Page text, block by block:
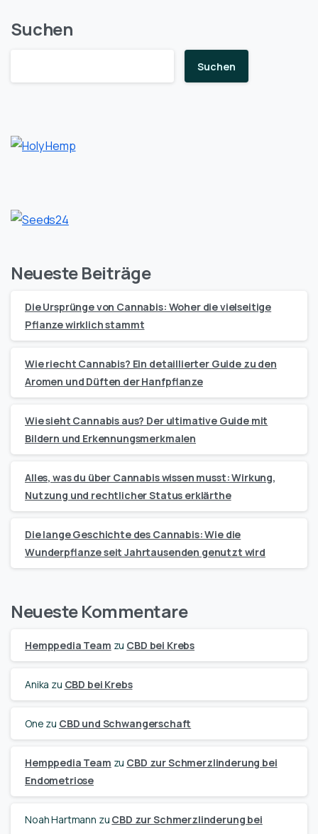
Suchen
Suchen
Neueste Beiträge
Die Ursprünge von Cannabis: Woher die vielseitige
Pflanze wirklich stammt
Wie riecht Cannabis? Ein detaillierter Guide zu den
Aromen und Düften der Hanfpflanze
Wie sieht Cannabis aus? Der ultimative Guide mit
Bildern und Erkennungsmerkmalen
Alles, was du über Cannabis wissen musst: Wirkung,
Nutzung und rechtlicher Status erklärthe
Die lange Geschichte des Cannabis: Wie die
Wunderpflanze seit Jahrtausenden genutzt wird
Neueste Kommentare
Hemppedia Team zu CBD bei Krebs
Anika zu CBD bei Krebs
One zu CBD und Schwangerschaft
Hemppedia Team zu CBD zur Schmerzlinderung bei
Endometriose
Noah Hartmann zu CBD zur Schmerzlinderung bei